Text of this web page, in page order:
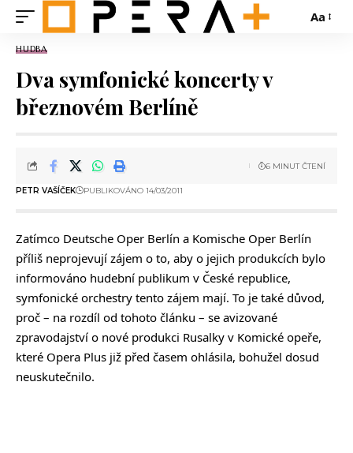
Aa
HUDBA
Dva symfonické koncerty v
březnovém Berlíně
PETR VAŠÍČEK PUBLIKOVÁNO 14/03/2011
6 MINUT ČTENÍ
Zatímco Deutsche Oper Berlín a Komische Oper Berlín
příliš neprojevují zájem o to, aby o jejich produkcích bylo
informováno hudební publikum v České republice,
symfonické orchestry tento zájem mají. To je také důvod,
proč – na rozdíl od tohoto článku – se avizované
zpravodajství o nové produkci Rusalky v Komické opeře,
které Opera Plus již před časem ohlásila, bohužel dosud
neuskutečnilo.